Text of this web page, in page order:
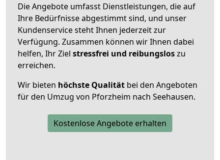
Die Angebote umfasst Dienstleistungen, die auf
Ihre Bedürfnisse abgestimmt sind, und unser
Kundenservice steht Ihnen jederzeit zur
Verfügung. Zusammen können wir Ihnen dabei
helfen, Ihr Ziel stressfrei und reibungsloszu
erreichen.
Wir bieten höchste Qualität bei den Angeboten
für den Umzug von Pforzheim nach Seehausen.
Kostenlose Angebote erhalten